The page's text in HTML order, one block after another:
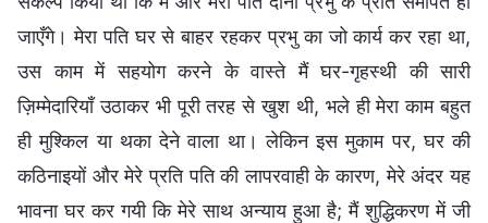
जाएँगे। मेरा पति घर से बाहर रहकर प्रभु का जो कार्य कर रहा था,
उस काम में सहयोग करने के वास्ते मैं घर-गृहस्थी की सारी
ज़िम्मेदारियाँ उठाकर भी पूरी तरह से खुश थी, भले ही मेरा काम बहुत
ही मुश्किल या थका देने वाला था। लेकिन इस मुकाम पर, घर की
कठिनाइयों और मेरे प्रति पति की लापरवाही के कारण, मेरे अंदर यह
भावना घर कर गयी कि मेरे साथ अन्याय हुआ है; मैं शुद्धिकरण में जी